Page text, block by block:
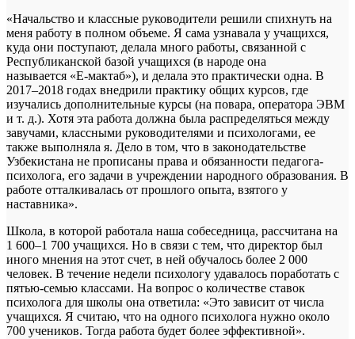
«Начальство и классные руководители решили спихнуть на
меня работу в полном объеме. Я сама узнавала у учащихся,
куда они поступают, делала много работы, связанной с
Республиканской базой учащихся (в народе она
называется «‎Е-мактаб»‎), и делала это практически одна. В
2017–2018 годах внедрили практику общих курсов, где
изучались дополнительные курсы (на повара, оператора ЭВМ
и т. д.). Хотя эта работа должна была распределяться между
завучами, классными руководителями и психологами, ее
также выполняла я. Дело в том, что в законодательстве
Узбекистана не прописаны права и обязанности педагога-
психолога, его задачи в учреждении народного образования. В
работе отталкивалась от прошлого опыта, взятого у
наставника».
Школа, в которой работала наша собеседница, рассчитана на
1 600–1 700 учащихся. Но в связи с тем, что директор был
иного мнения на этот счет, в ней обучалось более 2 000
человек. В течение недели психологу удавалось поработать с
пятью-семью классами. На вопрос о количестве ставок
психолога для школы она ответила: «Это зависит от числа
учащихся. Я считаю, что на одного психолога нужно около
700 учеников. Тогда работа будет более эффективной».